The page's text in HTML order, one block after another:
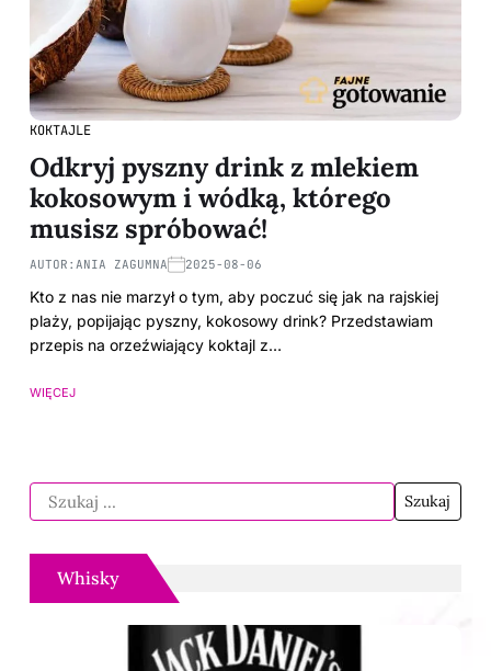
KOKTAJLE
Odkryj pyszny drink z mlekiem
kokosowym i wódką, którego
musisz spróbować!
AUTOR: ANIA ZAGUMNA 2025-08-06
Kto z nas nie marzył o tym, aby poczuć się jak na rajskiej
plaży, popijając pyszny, kokosowy drink? Przedstawiam
przepis na orzeźwiający koktajl z…
WIĘCEJ
Whisky